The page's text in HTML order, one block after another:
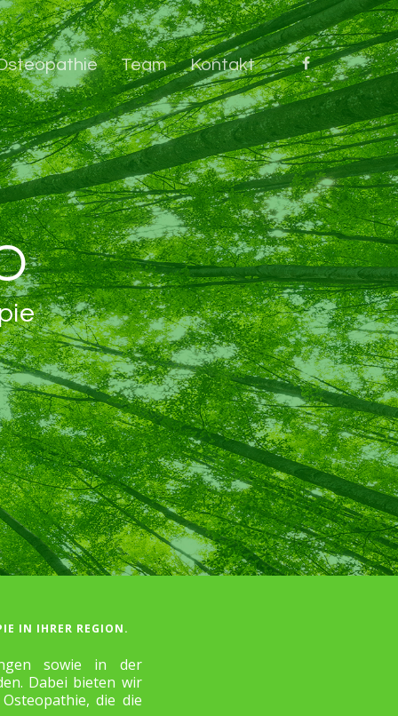
Team Kontakt
IN IHRER REGION.
sowie in der
Dabei bieten wir
die die